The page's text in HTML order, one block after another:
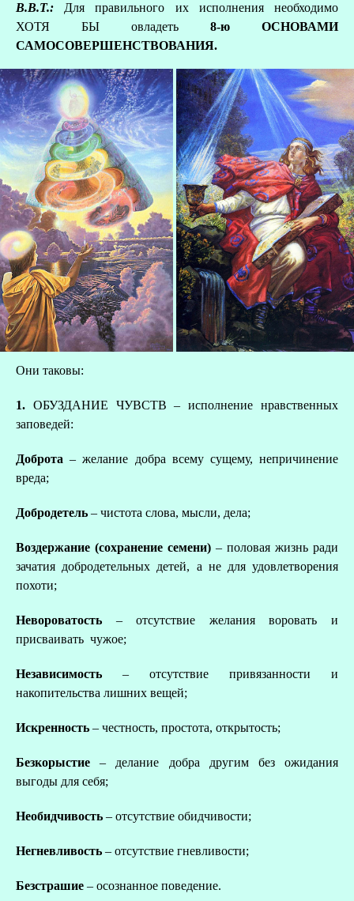
В.В.Т.: Для правильного их исполнения необходимо
ХОТЯ БЫ овладеть 8-ю ОСНОВАМИ
САМОСОВЕРШЕНСТВОВАНИЯ.
Они таковы:
1. ОБУЗДАНИЕ ЧУВСТВ – исполнение нравственных
заповедей:
Доброта – желание добра всему сущему, непричинение
вреда;
Добродетель – чистота слова, мысли, дела;
Воздержание (сохранение семени) – половая жизнь ради
зачатия добродетельных детей, а не для удовлетворения
похоти;
Невороватость – отсутствие желания воровать и
присваивать чужое;
Независимость – отсутствие привязанности и
накопительства лишних вещей;
Искренность – честность, простота, открытость;
Безкорыстие – делание добра другим без ожидания
выгоды для себя;
Необидчивость – отсутствие обидчивости;
Негневливость – отсутствие гневливости;
Безстрашие – осознанное поведение.